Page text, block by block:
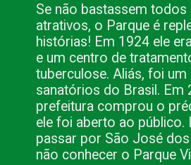
Se não bastassem todos
atrativos, o Parque é
histórias! Em 1924 ele
e um centro de
tuberculose. Aliás, foi
sanatórios do Brasil. Em
prefeitura comprou o
ele foi aberto ao público.
passar por São José
não conhecer o Parque